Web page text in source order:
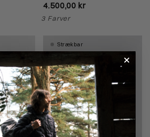
4.500,00 kr
3 Farver
Strækbar